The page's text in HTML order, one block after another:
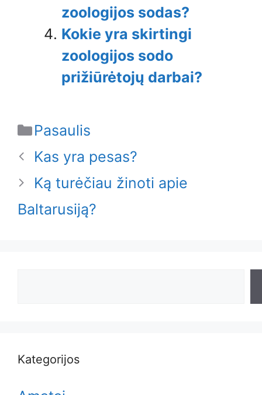
zoologijos sodas?
Kokie yra skirtingi
zoologijos sodo
prižiūrėtojų darbai?
Categories
Pasaulis
Kas yra pesas?
Ką turėčiau žinoti apie
Baltarusiją?
Kategorijos